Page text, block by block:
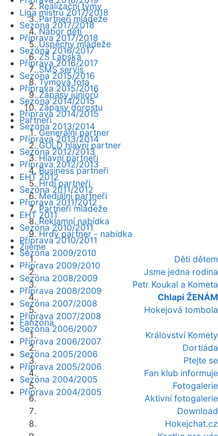
Realizační týmy
Partneři mládeže
Nábor dětí
Úspěchy mládeže
ZŠ Labská
SMS servis
Týmová fota
Zápasy juniorů
Zápasy dorostu
Partneři
Generální partner
GOLD hlavní partner
Hlavní partneři
Business partneři
Hrdí partneři
Mediální partneři
Partneři mládeže
Reklamní nabídka
Hrdý partner - nabídka
Žijeme
Děti dětem
Jsme jedna rodina
Petr Koukal a Kometa
Chlapi ŽENÁM
Hokejová tombola
Fanzóna
Království Komety
Dortiáda
Ptejte se
Fan klub informuje
Fotogalerie
Aktivní fotogalerie
Download
Hokejchat.cz
Liga mistrů 2017/2018
Sezóna 2017/2018
Příprava 2017/2018
Sezóna 2016/2017
Příprava 2016/2017
Sezóna 2015/2016
Příprava 2015/2016
Sezóna 2014/2015
Příprava 2014/2015
Sezóna 2013/2014
Příprava 2013/2014
Sezóna 2012/2013
Příprava 2012/2013
EHT 2012
Sezóna 2011/2012
Příprava 2011/2012
EHT 2011
Sezóna 2010/2011
Příprava 2010/2011
Sezóna 2009/2010
Příprava 2009/2010
Sezóna 2008/2009
Příprava 2008/2009
Sezóna 2007/2008
Příprava 2007/2008
Sezóna 2006/2007
Příprava 2006/2007
Sezóna 2005/2006
Příprava 2005/2006
Sezóna 2004/2005
Příprava 2004/2005